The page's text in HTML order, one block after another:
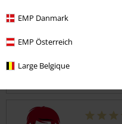
EMP Danmark
EMP Österreich
Large Belgique
Est-ce que ce commentaire